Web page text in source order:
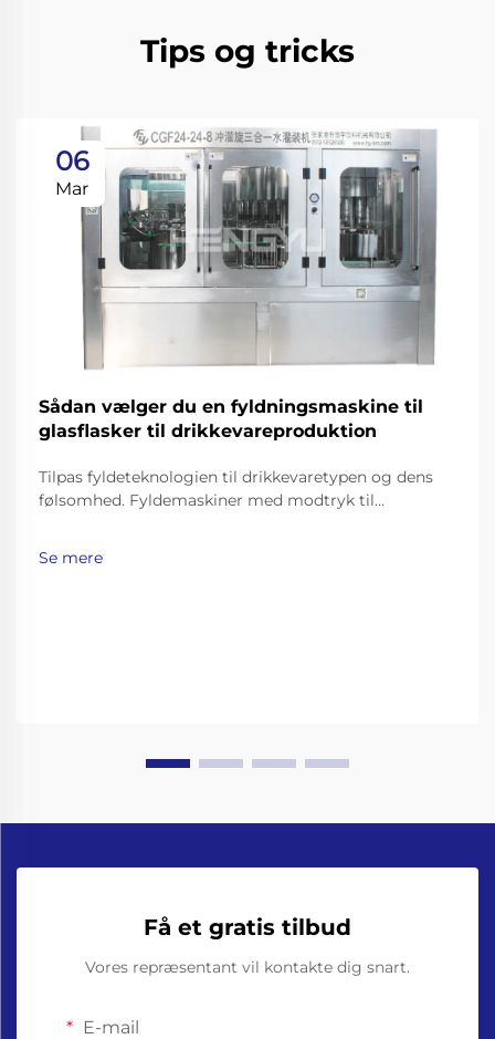
Tips og tricks
06
Mar
Sådan vælger du en fyldningsmaskine til
glasflasker til drikkevareproduktion
Tilpas fyldeteknologien til drikkevaretypen og dens
følsomhed. Fyldemaskiner med modtryk til
kræver omhyggelige fyldemetoder for at bevare
Se mere
Få et gratis tilbud
Vores repræsentant vil kontakte dig snart.
E-mail